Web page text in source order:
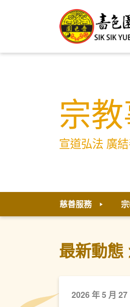
宗
宣道弘法 廣
慈善服務
最新動態
2026 年 5 月 27